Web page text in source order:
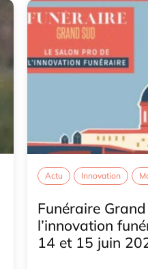
Actu Innovation
Funéraire
l’innovation
14 et 15 juin